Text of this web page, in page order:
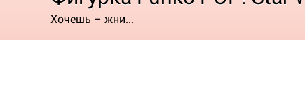
Хочешь – жни...